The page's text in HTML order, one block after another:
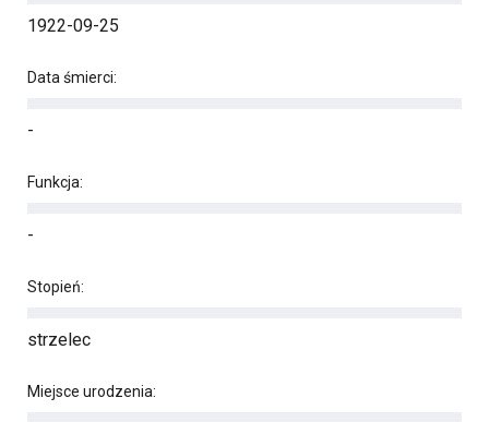
1922-09-25
Data śmierci:
-
Funkcja:
-
Stopień:
strzelec
Miejsce urodzenia: